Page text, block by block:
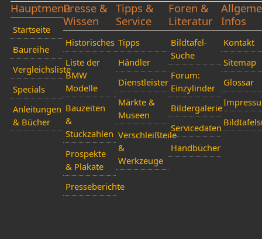
Hauptmenü
Startseite
Baureihe
Vergleichsliste
Specials
Anleitungen
& Bücher
Presse &
Wissen
Historisches
Liste der
BMW
Modelle
Bauzeiten
&
Stückzahlen
Prospekte
& Plakate
Presseberichte
Tipps &
Service
Tipps
Händler
Dienstleister
Märkte &
Museen
Verschleißteile
&
Werkzeuge
Foren &
Literatur
Bildtafel-
Suche
Forum:
Einzylinder
Bildergalerie
Servicedaten
Handbücher
Infos
Kontakt
Sitemap
Glossar